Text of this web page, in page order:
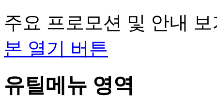
주요 프로모션 및 안내 보
본 열기 버튼
유틸메뉴 영역